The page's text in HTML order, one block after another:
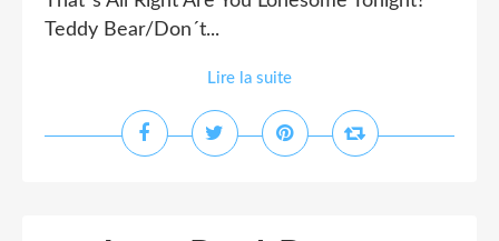
Teddy Bear/Don´t...
Lire la suite